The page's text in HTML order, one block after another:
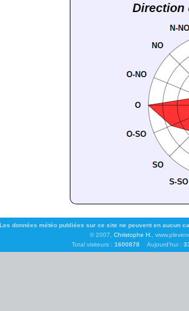
Les données météo publiées sur ce site ne peuvent en aucun
© 2007,Christophe H.,
Total visiteurs : 1600878 Aujourd'hui :